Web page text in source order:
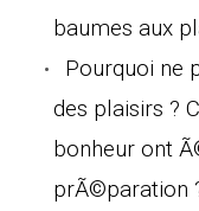
baumes aux
Pourquoi ne
des plaisirs ?
bonheur ont
prÃ©paration